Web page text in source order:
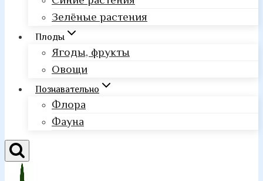
Зелёные растения
Плоды
Ягоды, фрукты
Овощи
Познавательно
Флора
Фауна